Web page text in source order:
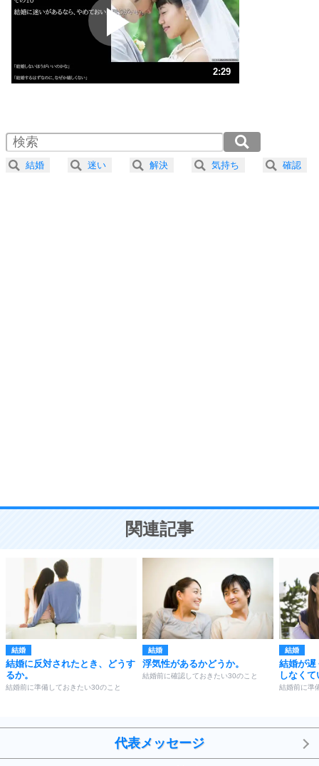
ポジティブになれない原因は、行動しないから。
ポジティブ思考になる30の方法
ストレス対策
人生、なんとかなるもの。
気楽に生きる30の方法
4 器の大きい人は、怒りを優しさで表現する。
プラス思考
ことが大切。
2:29
2.0倍速 （293KB 1分14秒）
2.5倍速 （234KB 59秒）
3.0倍速 （195KB 49秒）
結婚 迷い 解決 気持ち 確認
関連記事
結婚
結婚に反対されたとき、どうす
るか。
結婚前に準備しておきたい30のこと
結婚
浮気性があるかどうか。
結婚前に確認しておきたい30のこと
結婚
結婚が遅
しなくて
結婚前に準
代表メッセージ